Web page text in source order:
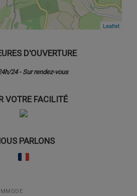
Leaflet
Leaflet
D'OUVERTURE
24 - Sur rendez-vous
VOTRE FACILITÉ
PARLONS